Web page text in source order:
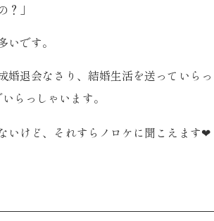
」
です。
婚退会なさり、結婚生活を送っていら
らっしゃいます。
いけど、それすらノロケに聞こえます❤︎